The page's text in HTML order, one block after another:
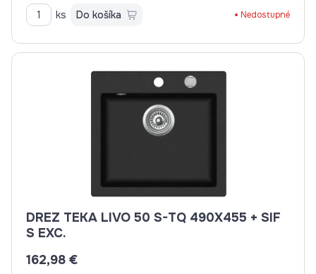
ks Do košíka Nedostupné
DREZ TEKA LIVO 50 S-TQ 490X455 + SIF
S EXC.
162,98 €